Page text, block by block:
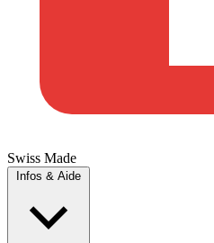
Swiss Made
Infos & Aide